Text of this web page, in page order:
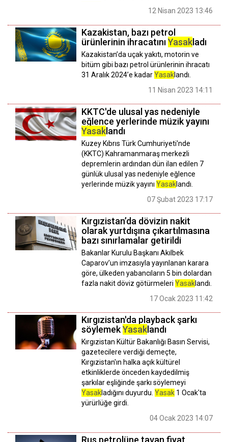
12 Nisan 2023 13:46
Kazakistan, bazı petrol
ürünlerinin ihracatınıYasakladı
Kazakistan’da uçak yakıtı, motorin ve
bitüm gibi bazı petrol ürünlerinin ihracatı
31 Aralık 2024’e kadarYasaklandı.
11 Nisan 2023 14:11
KKTC'de ulusal yas nedeniyle
eğlence yerlerinde müzik yayını
Yasaklandı
Kuzey Kıbrıs Türk Cumhuriyeti'nde
(KKTC) Kahramanmaraş merkezli
depremlerin ardından dün ilan edilen 7
günlük ulusal yas nedeniyle eğlence
yerlerinde müzik yayını Yasaklandı.
07 Şubat 2023 17:17
Kırgızistan’da dövizin nakit
olarak yurtdışına çıkartılmasına
bazı sınırlamalar getirildi
Bakanlar Kurulu Başkanı Akılbek
Caparov’un imzasıyla yayınlanan karara
göre, ülkeden yabancıların 5 bin dolardan
fazla nakit döviz götürmeleri Yasaklandı.
17 Ocak 2023 11:42
Kırgızistan'da playback şarkı
söylemekYasak landı
Kırgızistan Kültür Bakanlığı Basın Servisi,
gazetecilere verdiği demeçte,
Kırgızistan'ın halka açık kültürel
etkinliklerde önceden kaydedilmiş
şarkılar eşliğinde şarkı söylemeyi
Yasakladığını duyurdu. Yasak 1 Ocak'ta
yürürlüğe girdi.
04 Ocak 2023 14:07